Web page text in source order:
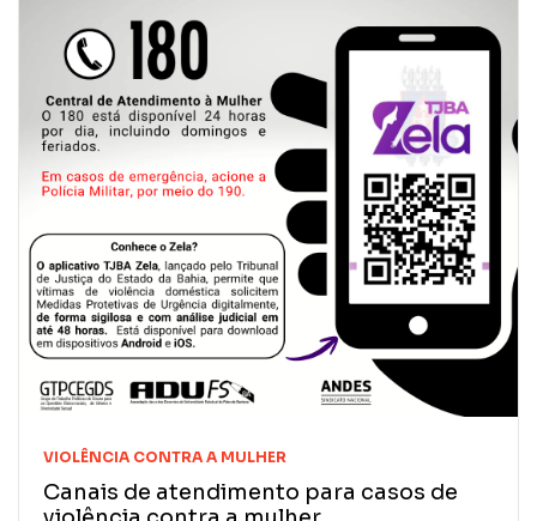
VIOLÊNCIA CONTRA A MULHER
Canais de atendimento para casos de